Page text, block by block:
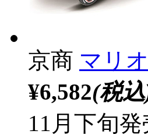
京商 マリ
¥6,582(税
11月下旬発